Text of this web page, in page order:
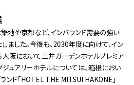
地や京都など、インバウンド需要の強い
ました。今後も、2030年度に向けて、イン
阪において三井ガーデンホテルプレミア
ジュアリーホテルについては、箱根におい
ンド「HOTEL THE MITSUI HAKONE」